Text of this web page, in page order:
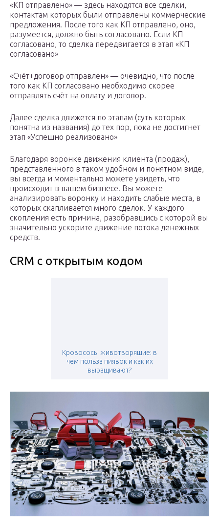
«КП отправлено» — здесь находятся все сделки,
контактам которых были отправлены коммерческие
предложения. После того как КП отправлено, оно,
разумеется, должно быть согласовано. Если КП
согласовано, то сделка передвигается в этап «КП
согласовано»
«Счёт+договор отправлен» — очевидно, что после
того как КП согласовано необходимо скорее
отправлять счёт на оплату и договор.
Далее сделка движется по этапам (суть которых
понятна из названия) до тех пор, пока не достигнет
этап «Успешно реализовано»
Благодаря воронке движения клиента (продаж),
представленного в таком удобном и понятном виде,
вы всегда и моментально можете увидеть, что
происходит в вашем бизнесе. Вы можете
анализировать воронку и находить слабые места, в
которых скапливается много сделок. У каждого
скопления есть причина, разобравшись с которой вы
значительно ускорите движение потока денежных
средств.
CRM с открытым кодом
Кровососы животворящие: в
чем польза пиявок и как их
выращивают?